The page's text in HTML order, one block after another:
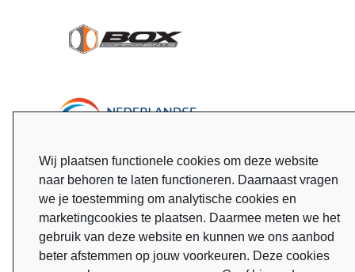
Wij plaatsen functionele cookies om deze website
naar behoren te laten functioneren. Daarnaast vragen
we je toestemming om analytische cookies en
marketingcookies te plaatsen. Daarmee meten we het
gebruik van deze website en kunnen we ons aanbod
beter afstemmen op jouw voorkeuren. Deze cookies